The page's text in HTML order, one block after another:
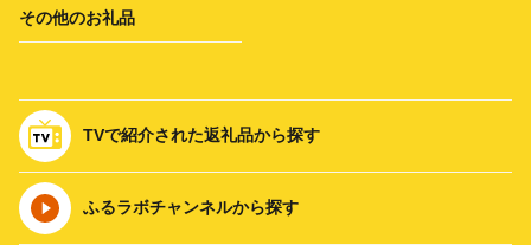
その他のお礼品
TVで紹介された返礼品から探す
ふるラボチャンネルから探す